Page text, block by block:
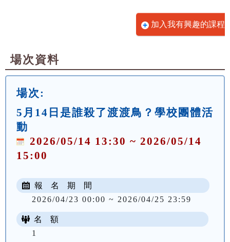
加入我有興趣的課程
場次資料
場次:
5月14日是誰殺了渡渡鳥？學校團體活
動
2026/05/14 13:30 ~ 2026/05/14
15:00
報 名 期 間
2026/04/23 00:00 ~ 2026/04/25 23:59
名 額
1